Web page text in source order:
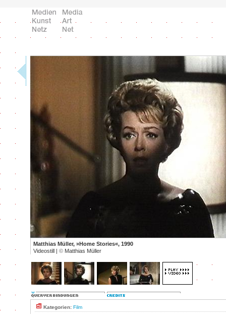
Matthias Müller, »Home Stories«, 1990
Videostill | © Matthias Müller
Kategorien: Film